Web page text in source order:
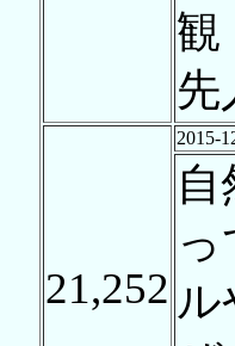
観
先
21,252
2015-
ル